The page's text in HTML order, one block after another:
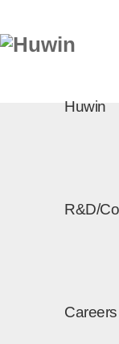
Huwin
R&D/
Careers